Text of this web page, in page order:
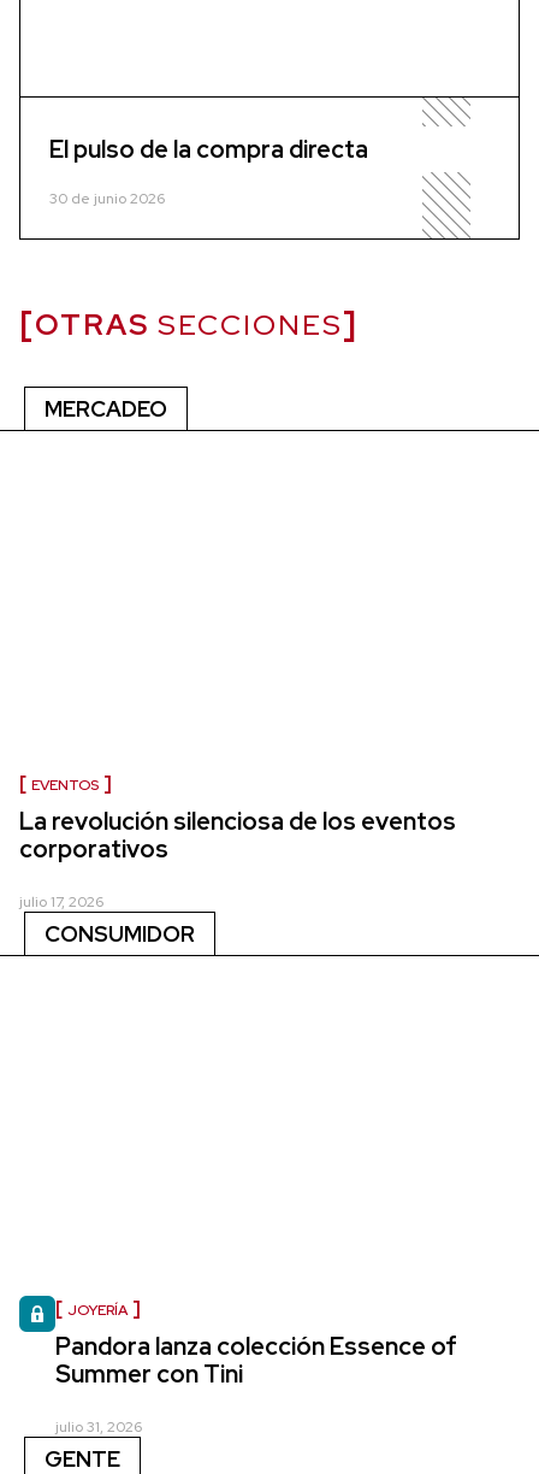
El pulso de la compra directa
30 de junio 2026
OTRAS SECCIONES
MERCADEO
EVENTOS
La revolución silenciosa de los eventos
corporativos
julio 17, 2026
CONSUMIDOR
JOYERÍA
Pandora lanza colección Essence of
Summer con Tini
julio 31, 2026
GENTE